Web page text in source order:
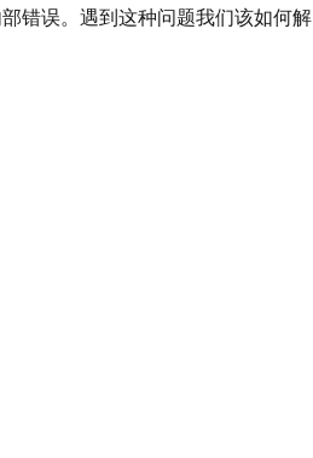
错误。遇到这种问题我们该如何解